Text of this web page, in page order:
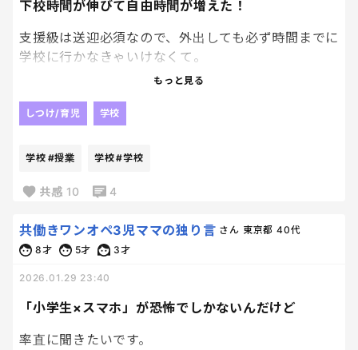
ちょっといま、眩暈で倒れそう。
深呼吸、とにかく一回、大きく深呼吸。
下校時間が伸びて自由時間が増えた！
支援級は送迎必須なので、外出しても必ず時間までに
学校に行かなきゃいけなくて。
り、友人ともゆっくり会えるようになって嬉しい！
1時間伸びるだけで全然違うよね✨
もっと見る
しつけ/育児 学校
学校 #授業 学校#学校
共感 10 4
「小学生×スマホ」が恐怖でしかないんだけど
共働きワンオペ3児ママの独り言 さん 東京都 40代
8才
5才 3才
2026.01.29 23:40
率直に聞きたいです。